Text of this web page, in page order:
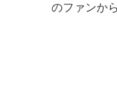
のファンか